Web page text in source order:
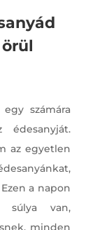
számára
az egyetlen
a napon
súlya van,
minden